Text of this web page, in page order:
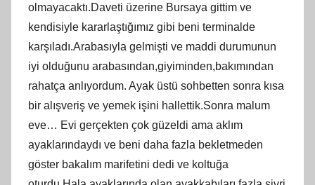
olmayacaktı.Daveti üzerine Bursaya gittim ve
kendisiyle kararlaştığımız gibi beni terminalde
karşıladı.Arabasıyla gelmişti ve maddi durumunun
iyi olduğunu arabasından,giyiminden,bakımından
rahatça anlıyordum. Ayak üstü sohbetten sonra kısa
bir alışveriş ve yemek işini hallettik.Sonra malum
eve… Evi gerçekten çok güzeldi ama aklım
ayaklarındaydı ve beni daha fazla bekletmeden
göster bakalım marifetini dedi ve koltuğa